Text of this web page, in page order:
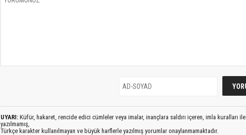
UYARI: Küfür, hakaret, rencide edici cümleler veya imalar, inançlara saldırı içeren, imla kuralları ile
yazılmamış,
Türkçe karakter kullanılmayan ve büyük harflerle yazılmış yorumlar onaylanmamaktadır.